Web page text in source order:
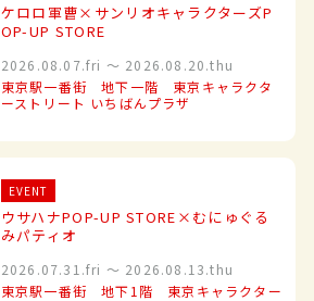
ケロロ軍曹×サンリオキャラクターズP
OP-UP STORE
2026.08.07.fri 〜 2026.08.20.thu
東京駅一番街 地下一階 東京キャラクタ
ーストリート いちばんプラザ
EVENT
ウサハナPOP-UP STORE×むにゅぐる
みパティオ
2026.07.31.fri 〜 2026.08.13.thu
東京駅一番街 地下1階 東京キャラクター